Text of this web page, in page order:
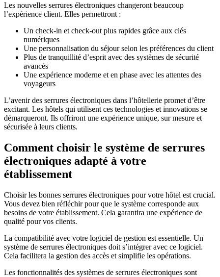
Les nouvelles serrures électroniques changeront beaucoup
l’expérience client. Elles permettront :
Un check-in et check-out plus rapides grâce aux clés
numériques
Une personnalisation du séjour selon les préférences du client
Plus de tranquillité d’esprit avec des systèmes de sécurité
avancés
Une expérience moderne et en phase avec les attentes des
voyageurs
L’avenir des serrures électroniques dans l’hôtellerie promet d’être
excitant. Les hôtels qui utilisent ces technologies et innovations se
démarqueront. Ils offriront une expérience unique, sur mesure et
sécurisée à leurs clients.
Comment choisir le système de serrures
électroniques adapté à votre
établissement
Choisir les bonnes serrures électroniques pour votre hôtel est crucial.
Vous devez bien réfléchir pour que le système corresponde aux
besoins de votre établissement. Cela garantira une expérience de
qualité pour vos clients.
La compatibilité avec votre logiciel de gestion est essentielle. Un
système de serrures électroniques doit s’intégrer avec ce logiciel.
Cela facilitera la gestion des accès et simplifie les opérations.
Les fonctionnalités des systèmes de serrures électroniques sont